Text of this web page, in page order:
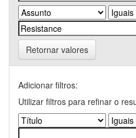
Retornar valores
Adicionar filtros:
Utilizar filtros para refinar o